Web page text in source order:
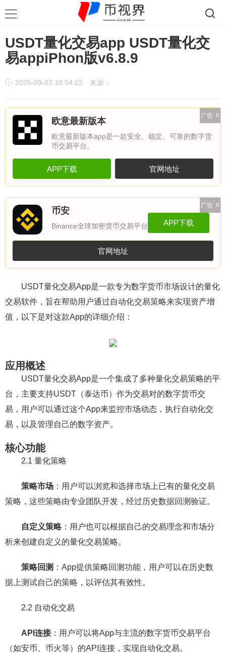
USDT量化交易app USDT量化交
易appiPhon版v6.8.9
2025-09-03 10:54:22 来源：
广告 X
欧意最新版本
欧意最新版本app是一款安全、稳定、可靠的数字货
币交易平台。
APP下载 官网地址
广告 X
币安
Binance全球加密货币交易平台 APP下载
官网地址
USDT量化交易App是一款专为数字货币市场设计的量化
交易软件，旨在帮助用户通过自动化交易策略来实现资产增
值，以下是对这款App的详细介绍：
应用概述
USDT量化交易App是一个集成了多种量化交易策略的平
台，主要支持USDT（泰达币）作为交易对的数字货币交
易，用户可以通过这个App来监控市场动态，执行自动化交
易，以及管理自己的数字资产。
核心功能
2.1 量化策略
策略市场 ：用户可以浏览和选择市场上已有的量化交易
策略，这些策略由专业团队开发，经过历史数据回测验证。
自定义策略：用户也可以根据自己的交易理念和市场分
析来创建自定义的量化交易策略。
策略回测 ：App提供策略回测功能，用户可以在历史数
据上测试自己的策略，以评估其有效性。
2.2 自动化交易
API连接：用户可以将App与主流的数字货币交易平台
（如安币、币火等）的API连接，实现自动化交易。